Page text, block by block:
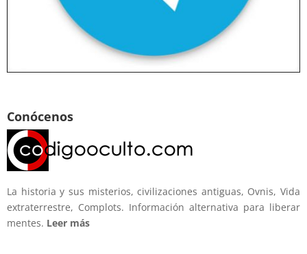
Conócenos
La historia y sus misterios, civilizaciones antiguas, Ovnis, Vida
extraterrestre, Complots. Información alternativa para liberar
mentes. Leer más